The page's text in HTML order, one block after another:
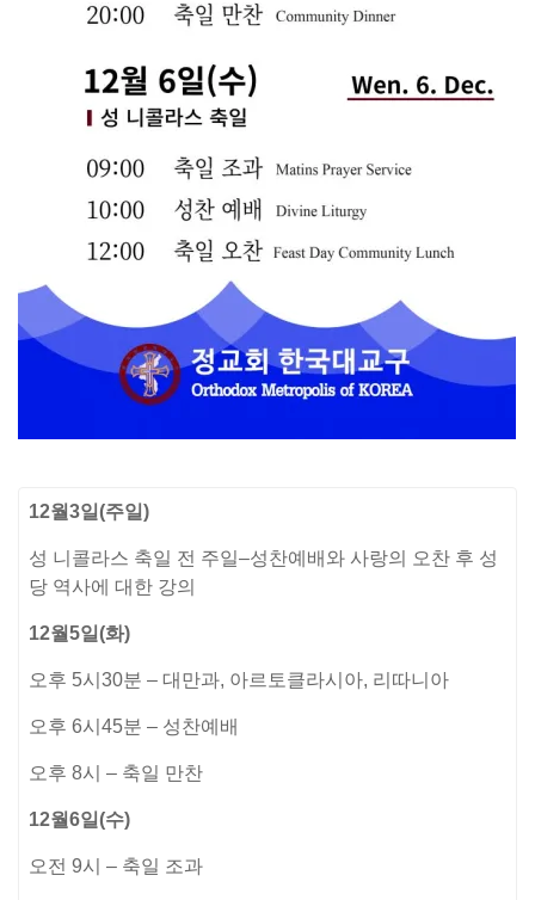
12월3일(주일)
성 니콜라스 축일 전 주일–성찬예배와 사랑의 오찬 후 성
당 역사에 대한 강의
12월5일(화)
오후 5시 30분 – 대만과, 아르토클라시아, 리따니아
오후 6시 45분 – 성찬예배
오후 8시 – 축일 만찬
12월6일(수)
오전 9시 – 축일 조과